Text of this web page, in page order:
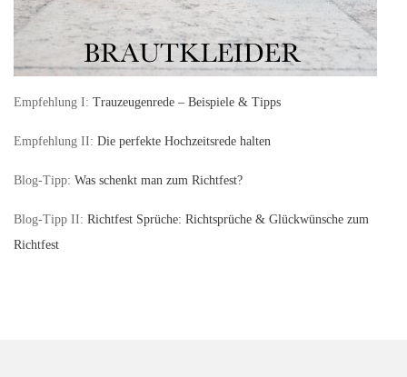
Empfehlung I: Trauzeugenrede – Beispiele & Tipps
Empfehlung II: Die perfekte Hochzeitsrede halten
Blog-Tipp: Was schenkt man zum Richtfest?
Blog-Tipp II: Richtfest Sprüche: Richtsprüche & Glückwünsche zum
Richtfest